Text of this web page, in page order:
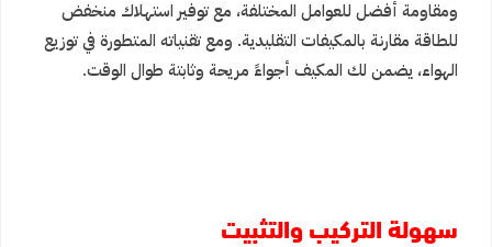
ومقاومة أفضل للعوامل المختلفة، مع توفير استهلاك منخفض
للطاقة مقارنة بالمكيفات التقليدية. ومع تقنياته المتطورة في توزيع
الهواء، يضمن لك المكيف أجواءً مريحة وثابتة طوال الوقت.
سهولة التركيب والتثبيت